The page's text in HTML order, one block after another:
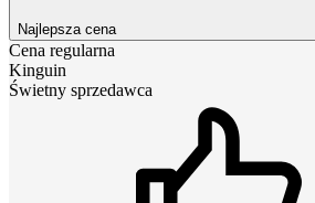
Najlepsza cena
Cena regularna
Kinguin
Świetny sprzedawca